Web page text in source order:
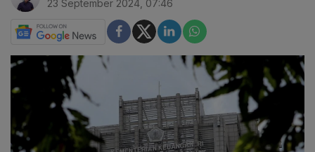
23 September 2024, 07:46